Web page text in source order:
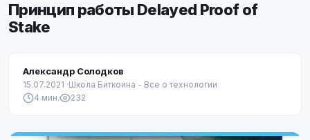
Принцип работы Delayed Proof of
Stake
Александр Солодков
15.07.2021 ·Школа Биткоина - Все о технологии
4 мин.
232